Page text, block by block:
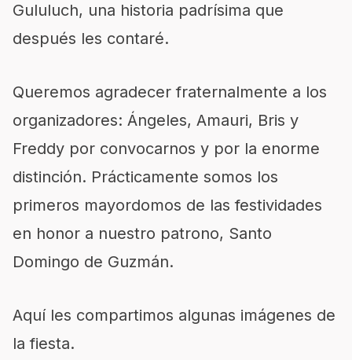
Gululuch, una historia padrísima que
después les contaré.
Queremos agradecer fraternalmente a los
organizadores: Ángeles, Amauri, Bris y
Freddy por convocarnos y por la enorme
distinción. Prácticamente somos los
primeros mayordomos de las festividades
en honor a nuestro patrono, Santo
Domingo de Guzmán.
Aquí les compartimos algunas imágenes de
la fiesta.